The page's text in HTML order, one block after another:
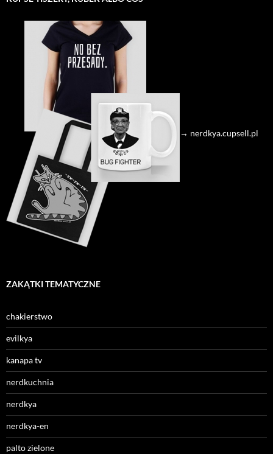
→ nerdkya.cupsell.pl
ZAKĄTKI TEMATYCZNE
chakierstwo
evilkya
kanapa tv
nerdkuchnia
nerdkya
nerdkya-en
palto zielone